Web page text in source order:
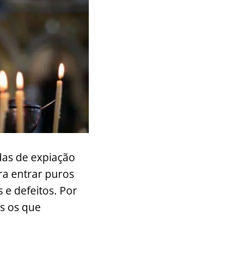
de expiação
entrar puros
e defeitos. Por
os que